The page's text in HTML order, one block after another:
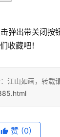
弹出带关闭按
收藏吧！
江山如画，转载
赞 (0)